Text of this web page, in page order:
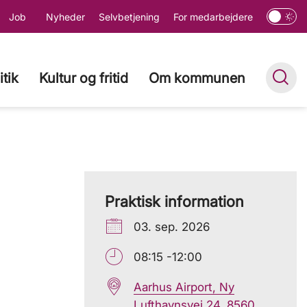
Job Nyheder Selvbetjening For medarbejdere
Kultur og fritid Om kommunen
Praktisk information
03. sep. 2026
08:15 -12:00
Aarhus Airport, Ny